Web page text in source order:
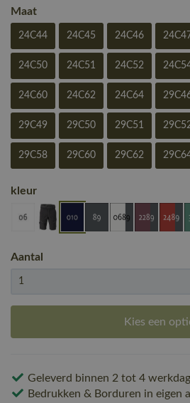
Maat
24C44 24C45 24C46
24C50 24C51 24C52
24C60 24C62 24C64
29C49 29C50 29C51
29C58 29C60 29C62
kleur
Aantal
Kies een
Geleverd binnen 2 tot 4
Bedrukken & Borduren in eigen